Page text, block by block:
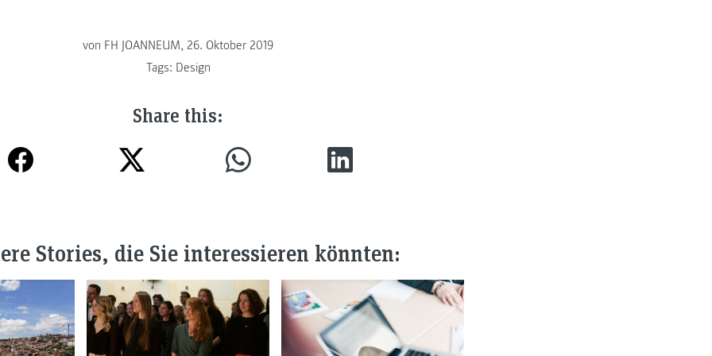
von FH JOANNEUM, 26. Oktober 2019
Tags: Design
Share this:
Stories, die Sie interessieren könnten: